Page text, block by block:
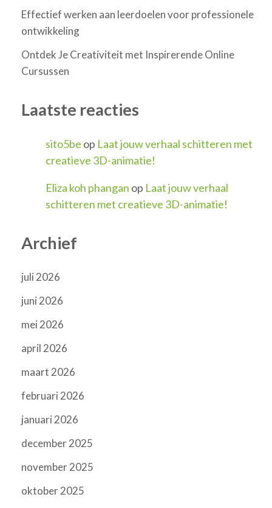
Effectief werken aan leerdoelen voor professionele
ontwikkeling
Ontdek Je Creativiteit met Inspirerende Online
Cursussen
Laatste reacties
sito5be op Laat jouw verhaal schitteren met
creatieve 3D-animatie!
Eliza koh phangan op Laat jouw verhaal
schitteren met creatieve 3D-animatie!
Archief
juli 2026
juni 2026
mei 2026
april 2026
maart 2026
februari 2026
januari 2026
december 2025
november 2025
oktober 2025